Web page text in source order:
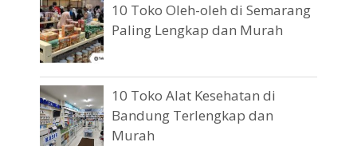
10 Toko Oleh-oleh di Semarang
Paling Lengkap dan Murah
10 Toko Alat Kesehatan di
Bandung Terlengkap dan
Murah